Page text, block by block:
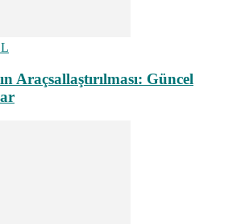
Araçsallaştırılması: Güncel